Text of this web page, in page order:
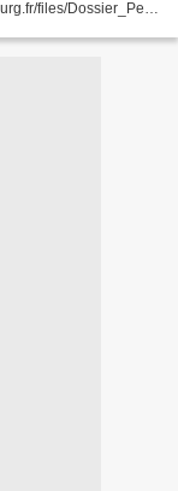
files/Dossier_Ped
dp_fantin_latour.pdf..